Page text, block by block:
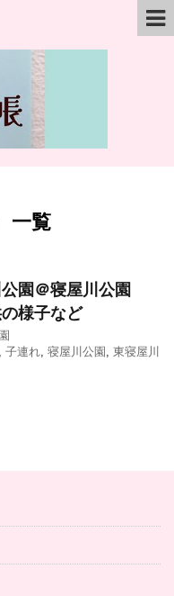
一覧
公園＠寝屋川公園
様子など
, 子連れ, 寝屋川公園 , 東寝屋川